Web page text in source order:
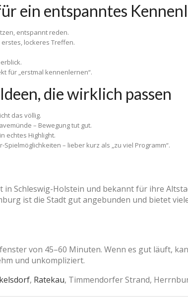
ein entspanntes
entspannt reden.
lockeres Treffen.
für „erstmal kennenlernen“.
die wirklich passen
das völlig.
– Bewegung tut gut.
echtes Highlight.
– lieber kurz als „zu viel Programm“.
Schleswig-Holstein und bekannt für ihre
ist die Stadt gut angebunden und bietet
von 45–60 Minuten. Wenn es gut läuft,
und unkompliziert.
, Ratekau, Timmendorfer Strand,